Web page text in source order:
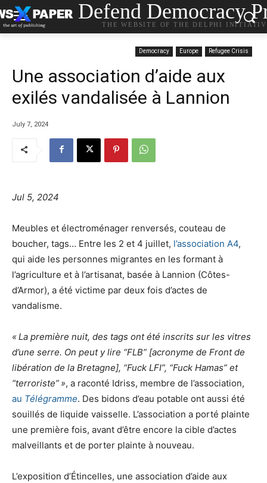
Defend Democracy
THE WEBSITE OF THE DELPHI
Democracy Europe Refugee Crisis
Une association d’aide aux
exilés vandalisée à Lannion
July 7, 2024
Jul 5, 2024
Meubles et électroménager renversés, couteau de
boucher, tags… Entre les 2 et 4 juillet, l’association A4,
qui aide les personnes migrantes en les formant à
l’agriculture et à l’artisanat, basée à Lannion (Côtes-
d’Armor), a été victime par deux fois d’actes de
vandalisme.
«La première nuit, des tags ont été inscrits sur les vitres
d’une serre. On peut y lire “FLB” [acronyme de Front de
libération de la Bretagne], “Fuck LFI”, “Fuck Hamas” et
“terroriste”», a raconté Idriss, membre de l’association,
au Télégramme. Des bidons d’eau potable ont aussi été
souillés de liquide vaisselle. L’association a porté plainte
une première fois, avant d’être encore la cible d’actes
malveillants et de porter plainte à nouveau.
L’exposition d’Étincelles, une association d’aide aux